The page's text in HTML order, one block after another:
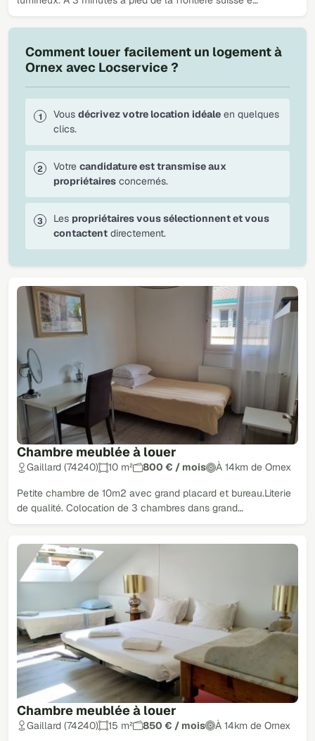
Chambre meublée à louer
Gaillard (74240) 10 m² 800 € / mois À 14km de Ornex
Petite chambre de 10m2 avec grand placard et bureau.Literie
de qualité. Colocation de 3 chambres dans grand…
Chambre meublée à louer
Gaillard (74240) 15 m² 850 € / mois À 14km de Ornex
Comment louer facilement un logement à
Ornex avec Locservice ?
Vous décrivez votre location idéale en quelques
clics.
Votre candidature est transmise aux
propriétaires concernés.
Les propriétaires vous sélectionnent et vous
contactent directement.